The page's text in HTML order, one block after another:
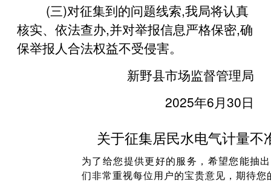
(三)对征集到的问题线索,我局将认真
核实、依法查办,并对举报信息严格保密,确
保举报人合法权益不受侵害。
新野县市场监督管理局
2025年6月30日